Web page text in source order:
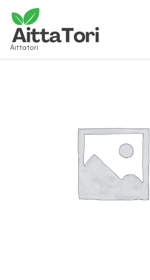
sisältöön
Aittatori